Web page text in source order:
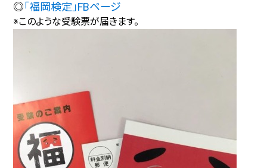
◎「福岡検定」FBページ
※このような受験票が届きます。